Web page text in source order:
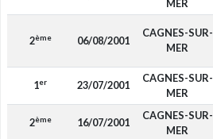
MER
2ème 06/08/2001
CAGNES-SUR-
MER
1er 23/07/2001
CAGNES-SUR-
MER
2ème 16/07/2001
CAGNES-SUR-
MER